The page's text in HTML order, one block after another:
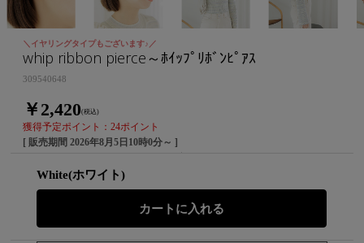
＼イヤリングタイプもございます♪／
whip ribbon pierce～ﾎｲｯﾌﾟﾘﾎﾞﾝﾋﾟｱｽ
309540648
￥2,420(税込)
獲得予定ポイント：24ポイント
[ 販売期間 2026年8月5日10時0分～ ]
White(ホワイト)